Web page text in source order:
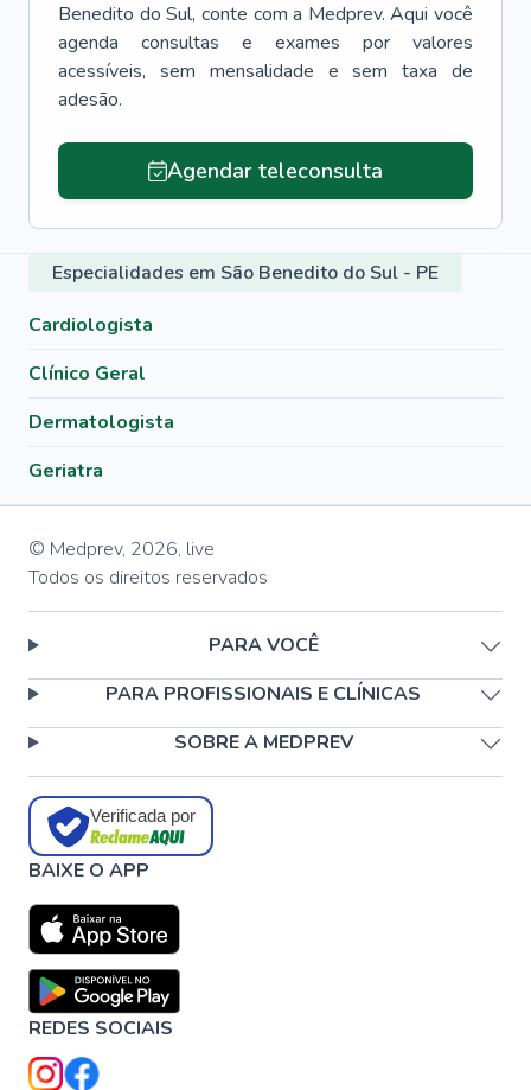
Benedito do Sul, conte com a Medprev. Aqui você
agenda consultas e exames por valores
acessíveis, sem mensalidade e sem taxa de
adesão.
Agendar teleconsulta
Especialidades em São Benedito do Sul - PE
Cardiologista
Clínico Geral
Dermatologista
Geriatra
© Medprev, 2026, live
Todos os direitos reservados
PARA VOCÊ
PARA PROFISSIONAIS E CLÍNICAS
SOBRE A MEDPREV
Verificada por
BAIXE O APP
REDES SOCIAIS